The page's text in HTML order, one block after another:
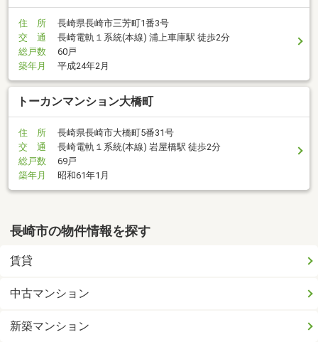
住 所
長崎県長崎市三芳町1番3号
交 通
長崎電軌１系統(本線) 浦上車庫駅 徒歩2分
総戸数
60戸
築年月
平成24年2月
トーカンマンション大橋町
住 所
長崎県長崎市大橋町5番31号
交 通
長崎電軌１系統(本線) 岩屋橋駅 徒歩2分
総戸数
69戸
築年月
昭和61年1月
長崎市の物件情報を探す
賃貸
中古マンション
新築マンション